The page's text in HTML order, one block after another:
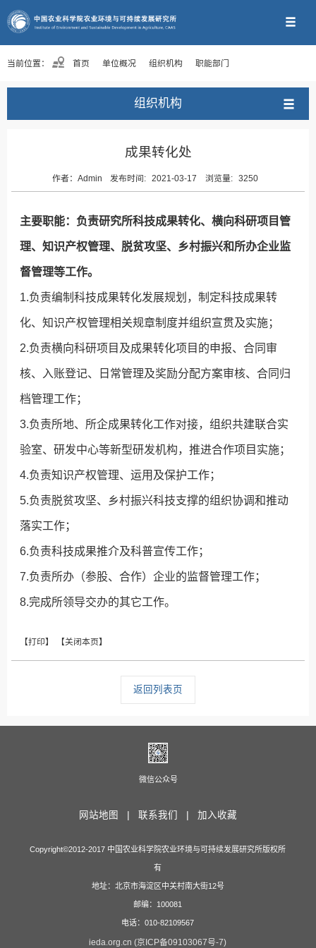
当前位置： 首页 单位概况 组织机构 职能部门
组织机构
成果转化处
作者： Admin 发布时间: 2021-03-17 浏览量: 3250
主要职能：负责研究所科技成果转化、横向科研项目管
理、知识产权管理、脱贫攻坚、乡村振兴和所办企业监
督管理等工作。
1.负责编制科技成果转化发展规划，制定科技成果转
化、知识产权管理相关规章制度并组织宣贯及实施；
2.负责横向科研项目及成果转化项目的申报、合同审
核、入账登记、日常管理及奖励分配方案审核、合同归
档管理工作；
3.负责所地、所企成果转化工作对接，组织共建联合实
验室、研发中心等新型研发机构，推进合作项目实施；
4.负责知识产权管理、运用及保护工作；
5.负责脱贫攻坚、乡村振兴科技支撑的组织协调和推动
落实工作；
6.负责科技成果推介及科普宣传工作；
7.负责所办（参股、合作）企业的监督管理工作；
8.完成所领导交办的其它工作。
返回列表页
微信公众号
网站地图 | 联系我们 | 加入收藏
Copyright©2012-2017 中国农业科学院农业环境与可持续发展研究所版权所
有
地址：北京市海淀区中关村南大街12号
邮编：100081
电话：010-82109567
ieda.org.cn (京ICP备09103067号-7)